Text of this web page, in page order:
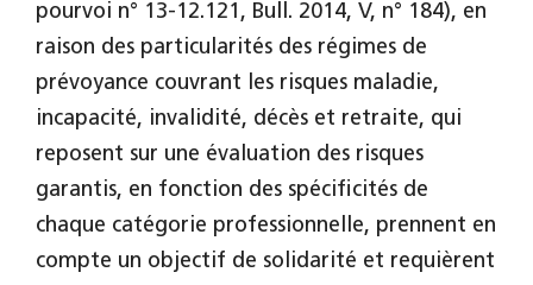
pourvoi n° 13-12.121, Bull. 2014, V, n° 184), en
raison des particularités des régimes de
prévoyance couvrant les risques maladie,
incapacité, invalidité, décès et retraite, qui
reposent sur une évaluation des risques
garantis, en fonction des spécificités de
chaque catégorie professionnelle, prennent en
compte un objectif de solidarité et requièrent